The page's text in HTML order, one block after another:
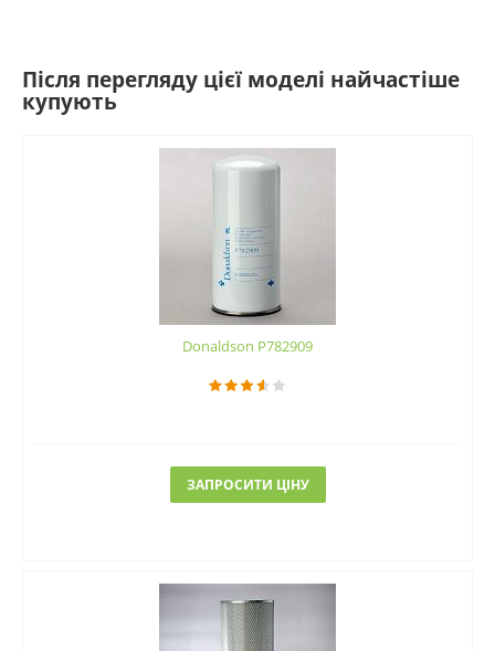
Після перегляду цієї моделі найчастіше
купують
Donaldson P782909
ЗАПРОСИТИ ЦІНУ